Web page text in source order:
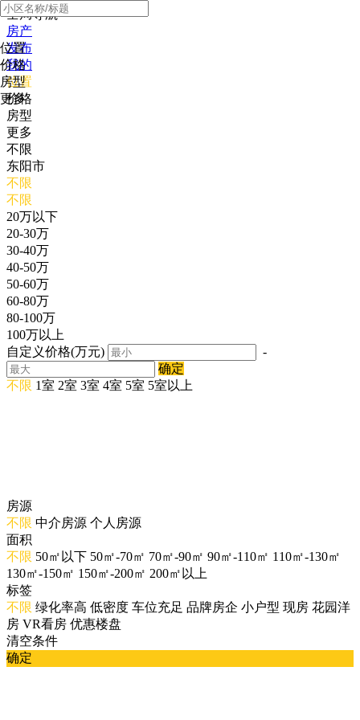
全局导航
房产
发布
我的
位置
价格
房型
更多
位置
价格
房型
更多
不限
东阳市
不限
不限
20万以下
20-30万
30-40万
40-50万
50-60万
60-80万
80-100万
100万以上
自定义价格(万元)
-
确定
不限 1室 2室 3室 4室 5室 5室以上
房源
不限 中介房源 个人房源
面积
不限 50㎡以下 50㎡-70㎡ 70㎡-90㎡ 90㎡-110㎡ 110㎡-130㎡
130㎡-150㎡ 150㎡-200㎡ 200㎡以上
标签
不限 绿化率高 低密度 车位充足 品牌房企 小户型 现房 花园洋
房 VR看房 优惠楼盘
清空条件
确定